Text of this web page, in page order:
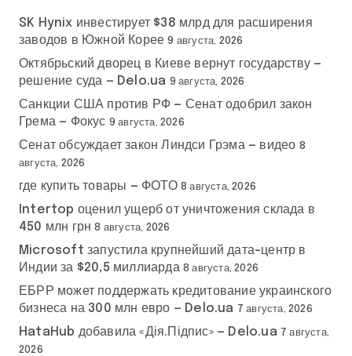
SK Hynix инвестирует $38 млрд для расширения
заводов в Южной Корее 9 августа, 2026
Октябрьский дворец в Киеве вернут государству —
решение суда — Delo.ua 9 августа, 2026
Санкции США против РФ — Сенат одобрил закон
Грема — Фокус 9 августа, 2026
Сенат обсуждает закон Линдси Грэма — видео 8
августа, 2026
где купить товары — ФОТО 8 августа, 2026
Intertop оценил ущерб от уничтожения склада в
450 млн грн 8 августа, 2026
Microsoft запустила крупнейший дата-центр в
Индии за $20,5 миллиарда 8 августа, 2026
ЕБРР может поддержать кредитование украинского
бизнеса на 300 млн евро — Delo.ua 7 августа, 2026
HataHub добавила «Дія.Підпис» — Delo.ua 7 августа,
2026